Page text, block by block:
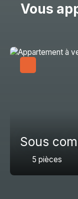
Vous
Sous
5 pièces